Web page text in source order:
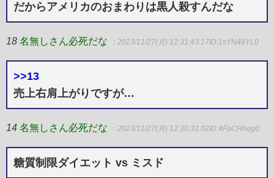
だからアメリカのおまわりは黒人殺すんだな
18 名無しさん必死だな ：2023/11/27(月) 12:31:43.17ID:1sYN48YL0
>>13
売上右肩上がりですが…
14 名無しさん必死だな ：2023/11/27(月) 12:30:32.02ID:4FaCHhqg0
糖質制限ダイエット vs ミスド